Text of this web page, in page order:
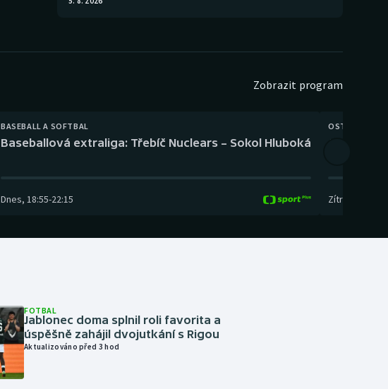
Zobrazit program
BASEBALL A SOFTBAL
Baseballová extraliga: Třebíč Nuclears – Sokol Hluboká
Dnes, 18:55-22:15
OSTATNÍ
Zítra
FOTBAL
Jablonec doma splnil roli favorita a
úspěšně zahájil dvojutkání s Rigou
Aktualizováno před 3 hod